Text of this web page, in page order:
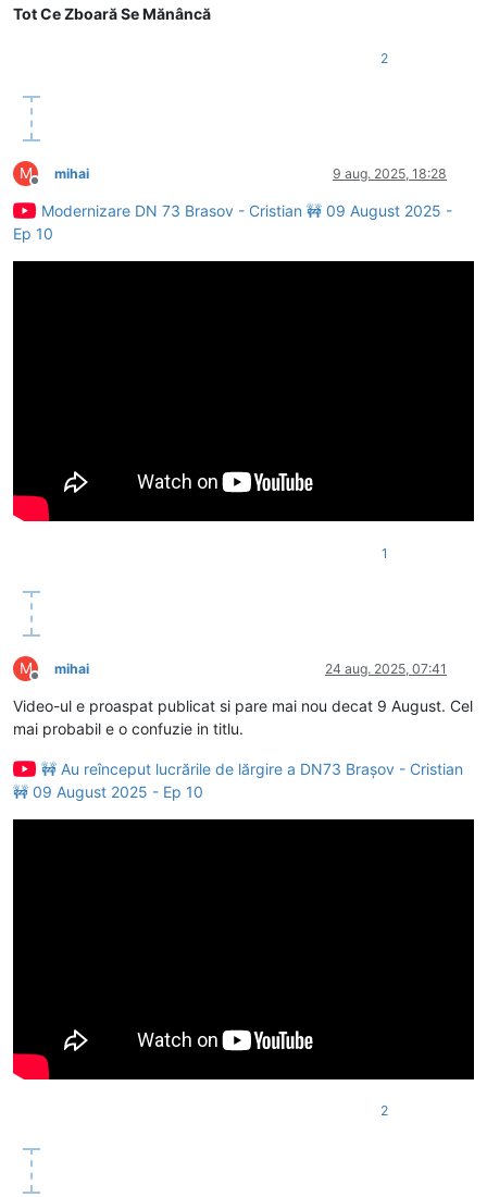
Tot Ce Zboară Se Mănâncă
2
M
Deconectat
mihai 9 aug. 2025, 18:28
Modernizare DN 73 Brasov - Cristian 🚧 09 August 2025 -
Ep 10
1
M
Deconectat
mihai 24 aug. 2025, 07:41
Video-ul e proaspat publicat si pare mai nou decat 9 August. Cel
mai probabil e o confuzie in titlu.
🚧 Au reînceput lucrările de lărgire a DN73 Brașov - Cristian
🚧 09 August 2025 - Ep 10
2